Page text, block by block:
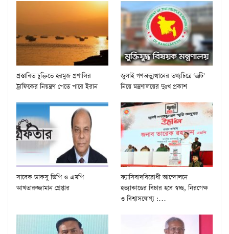
প্রস্তাবিত চুক্তিতে হরমুজ প্রণালির
ট্রাফিকের নিয়ন্ত্রণ পেতে পারে ইরান
জুলাই গণঅভ্যুত্থানের তথ্যচিত্রে ‘ত্রুটি’
নিয়ে মন্ত্রণালয়ের দুঃখ প্রকাশ
সাবেক ডাকসু ভিপি ও এমপি
আখতারুজ্জামান গ্রেপ্তার
ফ্যাসিবাদবিরোধী আন্দোলনে
হত্যাকাণ্ডের বিচার হবে স্বচ্ছ, নিরপেক্ষ
ও বিশ্বাসযোগ্য :…